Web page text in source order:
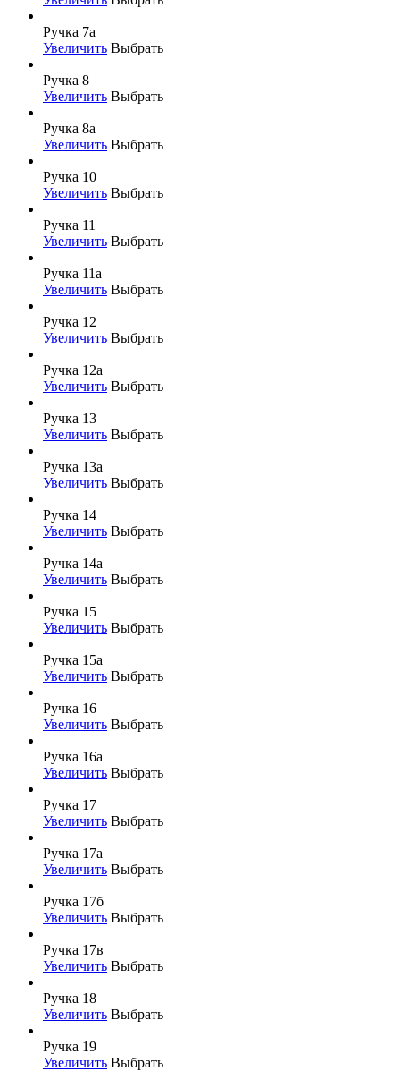
Ручка 7а
Увеличить Выбрать
Ручка 8
Увеличить Выбрать
Ручка 8а
Увеличить Выбрать
Ручка 10
Увеличить Выбрать
Ручка 11
Увеличить Выбрать
Ручка 11а
Увеличить Выбрать
Ручка 12
Увеличить Выбрать
Ручка 12а
Увеличить Выбрать
Ручка 13
Увеличить Выбрать
Ручка 13а
Увеличить Выбрать
Ручка 14
Увеличить Выбрать
Ручка 14а
Увеличить Выбрать
Ручка 15
Увеличить Выбрать
Ручка 15а
Увеличить Выбрать
Ручка 16
Увеличить Выбрать
Ручка 16а
Увеличить Выбрать
Ручка 17
Увеличить Выбрать
Ручка 17а
Увеличить Выбрать
Ручка 17б
Увеличить Выбрать
Ручка 17в
Увеличить Выбрать
Ручка 18
Увеличить Выбрать
Ручка 19
Увеличить Выбрать